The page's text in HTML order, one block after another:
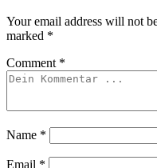
Your email address will not
marked *
Comment *
Name *
Email *